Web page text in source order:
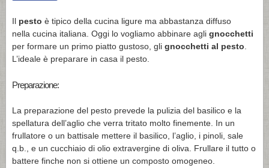
Il pesto è tipico della cucina ligure ma abbastanza diffuso
nella cucina italiana. Oggi lo vogliamo abbinare agli gnocchetti
per formare un primo piatto gustoso, gli gnocchetti al pesto
L’ideale è preparare in casa il pesto.
Preparazione:
La preparazione del pesto prevede la pulizia del basilico e la
spellatura dell’aglio che verra tritato molto finemente. In un
frullatore o un battisale mettere il basilico, l’aglio, i pinoli, sale
q.b., e un cucchiaio di olio extravergine di oliva. Frullare il tutto o
battere finche non si ottiene un composto omogeneo.